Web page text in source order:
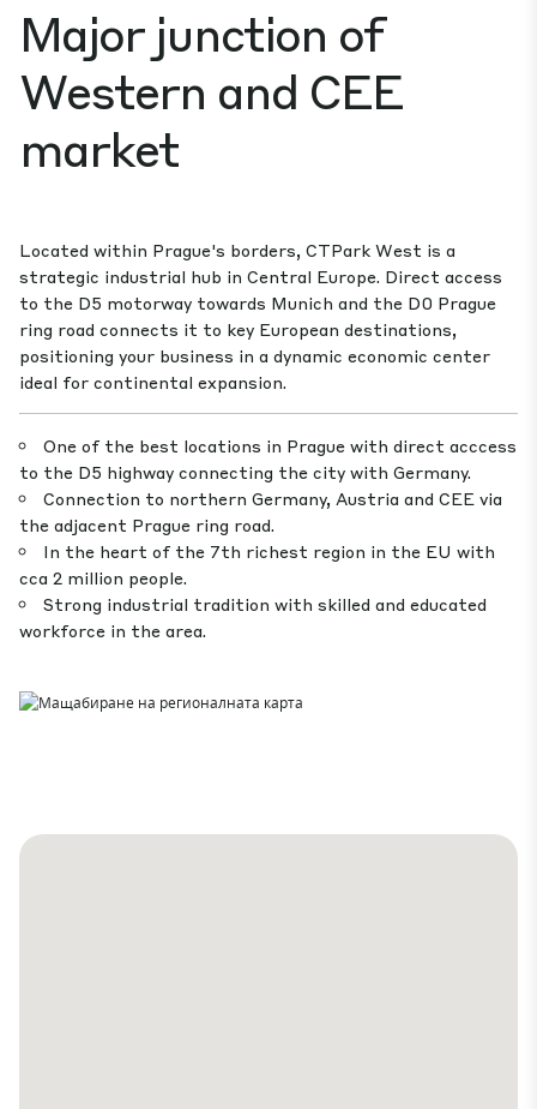
Major junction of
Western and CEE
market
Located within Prague's borders, CTPark West is a
strategic industrial hub in Central Europe. Direct access
to the D5 motorway towards Munich and the D0 Prague
ring road connects it to key European destinations,
positioning your business in a dynamic economic center
ideal for continental expansion.
One of the best locations in Prague with direct acccess
to the D5 highway connecting the city with Germany.
Connection to northern Germany, Austria and CEE via
the adjacent Prague ring road.
In the heart of the 7th richest region in the EU with
cca 2 million people.
Strong industrial tradition with skilled and educated
workforce in the area.